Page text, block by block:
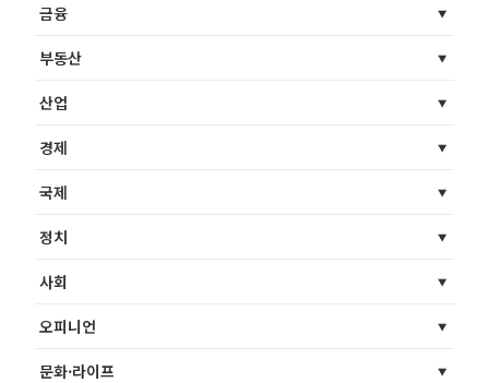
금융
부동산
산업
경제
국제
정치
사회
오피니언
문화·라이프